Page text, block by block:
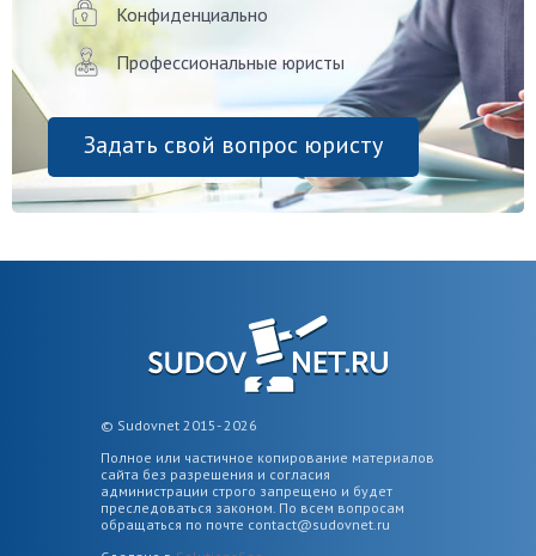
Конфиденциально
Профессиональные юристы
Задать свой вопрос юристу
© Sudovnet 2015- 2026
Полное или частичное копирование материалов
сайта без разрешения и согласия
администрации строго запрещено и будет
преследоваться законом. По всем вопросам
обращаться по почте contact@sudovnet.ru